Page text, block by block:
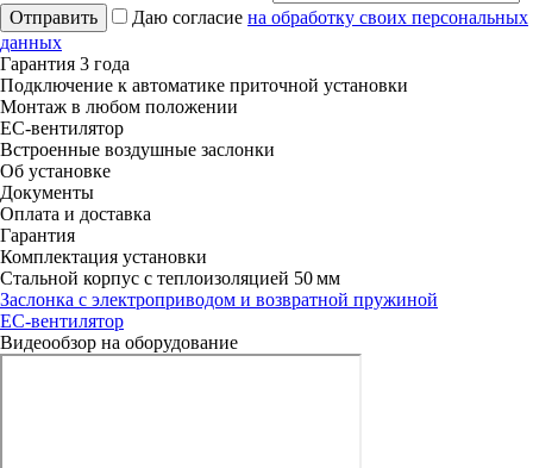
Отправить
Даю согласие на обработку своих персональных
данных
Гарантия 3 года
Подключение к автоматике приточной установки
Монтаж в любом положении
ЕС-вентилятор
Встроенные воздушные заслонки
Об установке
Документы
Оплата и доставка
Гарантия
Комплектация установки
Стальной корпус с теплоизоляцией 50 мм
Заслонка с электроприводом и возвратной пружиной
ЕС-вентилятор
Видеообзор на оборудование